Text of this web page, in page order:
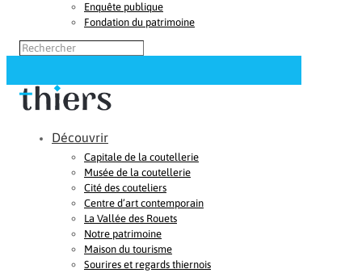
Enquête publique
Fondation du patrimoine
Découvrir
Capitale de la coutellerie
Musée de la coutellerie
Cité des couteliers
Centre d’art contemporain
La Vallée des Rouets
Notre patrimoine
Maison du tourisme
Sourires et regards thiernois